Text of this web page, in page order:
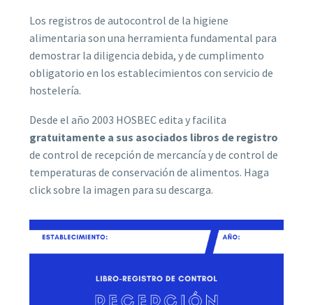
Los registros de autocontrol de la higiene
alimentaria son una herramienta fundamental para
demostrar la diligencia debida, y de cumplimento
obligatorio en los establecimientos con servicio de
hostelería.
Desde el año 2003 HOSBEC edita y facilita
gratuitamente a sus asociados libros de registro
de control de recepción de mercancía y de control de
temperaturas de conservación de alimentos. Haga
click sobre la imagen para su descarga.